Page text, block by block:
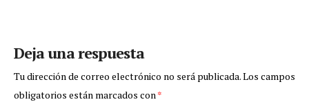
Deja una respuesta
Tu dirección de correo electrónico no será publicada.Los campos
obligatorios están marcados con*